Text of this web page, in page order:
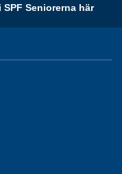
SPF Seniorerna här